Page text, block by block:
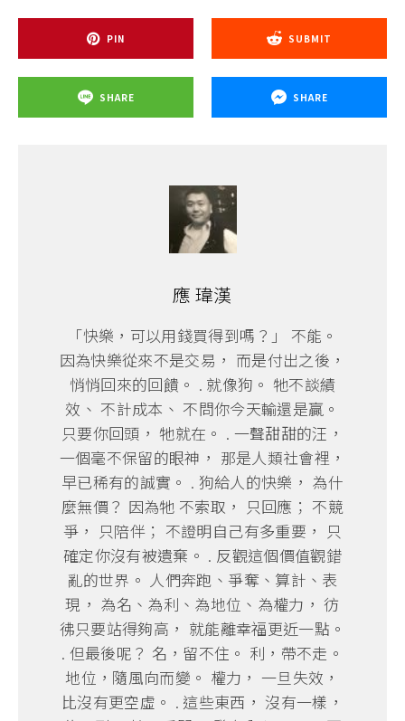
PIN SUBMIT
SHARE SHARE
應 瑋漢
「快樂，可以用錢買得到嗎？」 不能。
因為快樂從來不是交易， 而是付出之後，
悄悄回來的回饋。 . 就像狗。 牠不談績
效、 不計成本、 不問你今天輸還是贏。
只要你回頭， 牠就在。 . 一聲甜甜的汪，
一個毫不保留的眼神， 那是人類社會裡，
早已稀有的誠實。 . 狗給人的快樂， 為什
麼無價？ 因為牠 不索取， 只回應； 不競
爭， 只陪伴； 不證明自己有多重要， 只
確定你沒有被遺棄。 . 反觀這個價值觀錯
亂的世界。 人們奔跑、爭奪、算計、表
現， 為名、為利、為地位、為權力， 彷
彿只要站得夠高， 就能離幸福更近一點。
. 但最後呢？ 名，留不住。 利，帶不走。
地位，隨風向而變。 權力， 一旦失效，
比沒有更空虛。 . 這些東西， 沒有一樣，